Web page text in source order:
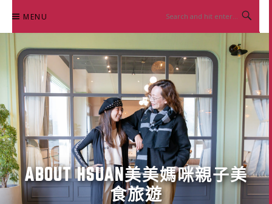
content
MENU
ABOUT HSUAN美美媽咪親子美
食旅遊